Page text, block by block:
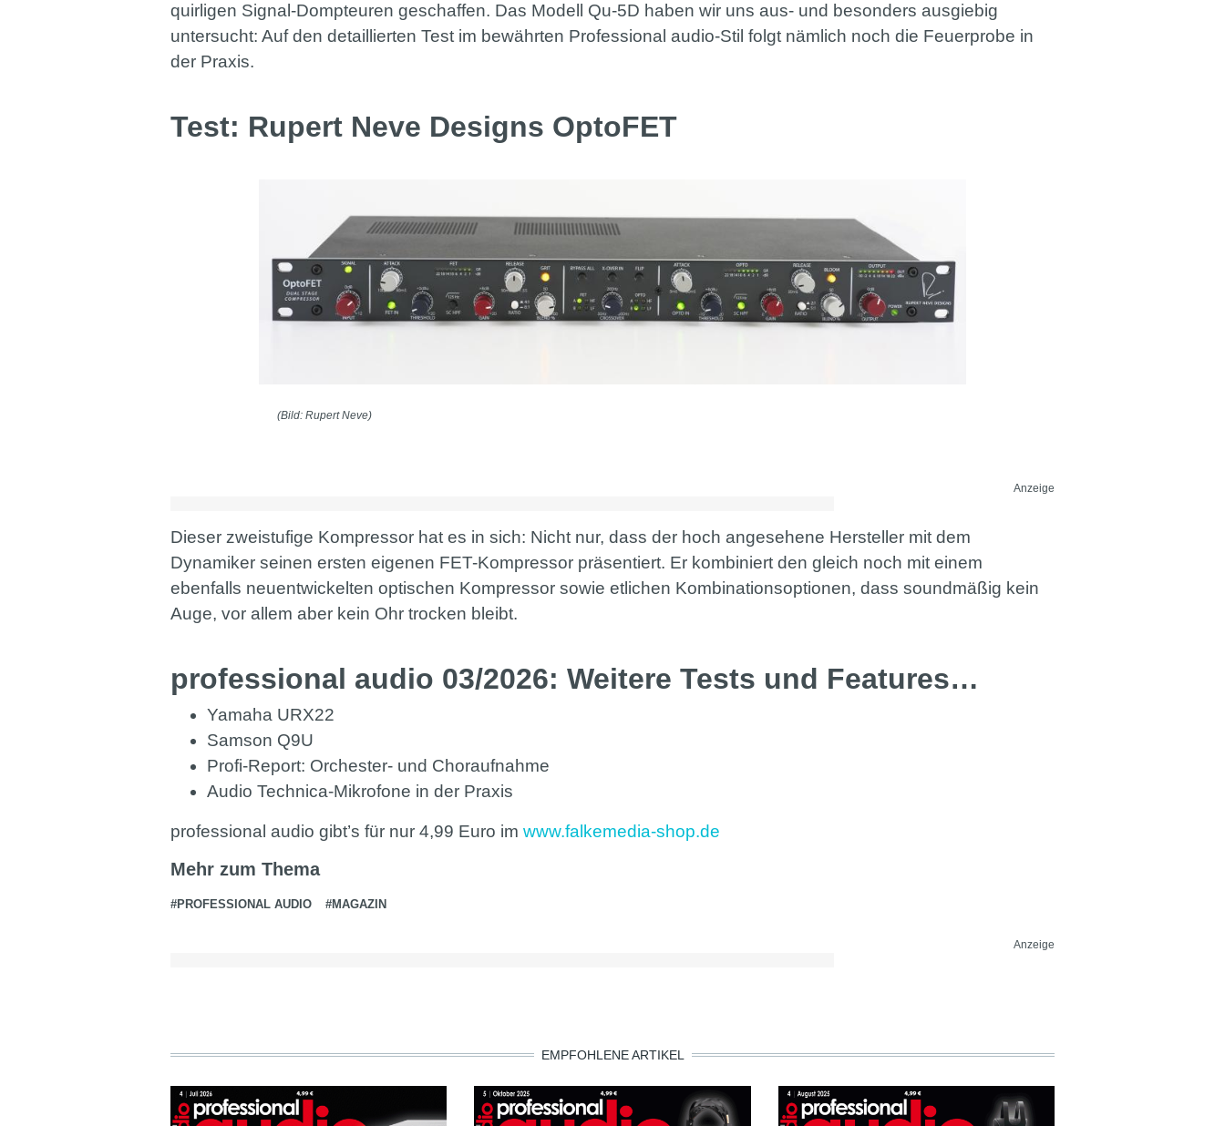
quirligen Signal-Dompteuren geschaffen. Das Modell Qu-5D haben wir uns aus- und besonders ausgiebig
untersucht: Auf den detaillierten Test im bewährten Professional audio-Stil folgt nämlich noch die Feuerprobe in
der Praxis.
Test: Rupert Neve Designs OptoFET
(Bild: Rupert Neve)
Anzeige
Dieser zweistufige Kompressor hat es in sich: Nicht nur, dass der hoch angesehene Hersteller mit dem
Dynamiker seinen ersten eigenen FET-Kompressor präsentiert. Er kombiniert den gleich noch mit einem
ebenfalls neuentwickelten optischen Kompressor sowie etlichen Kombinationsoptionen, dass soundmäßig kein
Auge, vor allem aber kein Ohr trocken bleibt.
professional audio 03/2026: Weitere Tests und Features…
Yamaha URX22
Samson Q9U
Profi-Report: Orchester- und Choraufnahme
Audio Technica-Mikrofone in der Praxis
professional audio gibt’s für nur 4,99 Euro im www.falkemedia-shop.de
Mehr zum Thema
#PROFESSIONAL AUDIO #MAGAZIN
Anzeige
EMPFOHLENE ARTIKEL